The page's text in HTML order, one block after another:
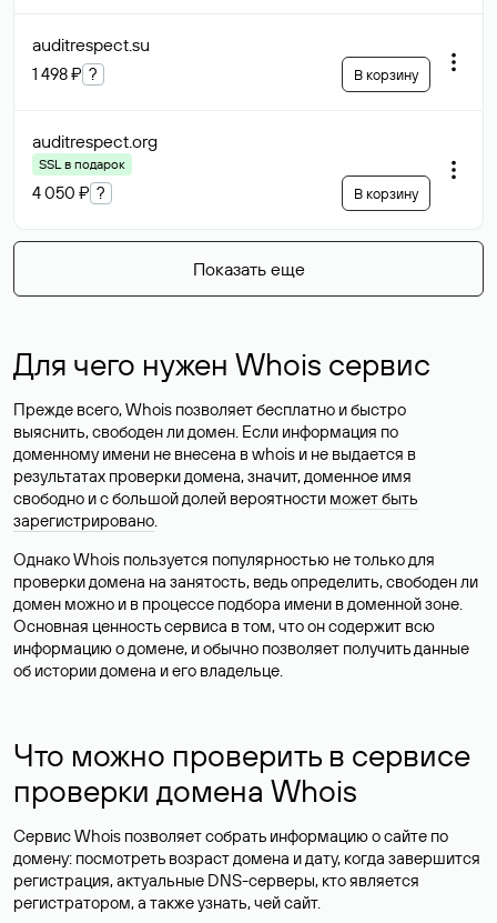
auditrespect.su
1 498 ₽ ? В корзину
auditrespect.org
SSL в подарок
4 050 ₽ ? В корзину
Показать еще
Для чего нужен Whois сервис
Прежде всего, Whois позволяет бесплатно и быстро
выяснить, свободен ли домен. Если информация по
доменному имени не внесена в whois и не выдается в
результатах проверки домена, значит, доменное имя
свободно и с большой долей вероятности может быть
зарегистрировано.
Однако Whois пользуется популярностью не только для
проверки домена на занятость, ведь определить, свободен ли
домен можно и в процессе подбора имени в доменной зоне.
Основная ценность сервиса в том, что он содержит всю
информацию о домене, и обычно позволяет получить данные
об истории домена и его владельце.
Что можно проверить в сервисе
проверки домена Whois
Сервис Whois позволяет собрать информацию о сайте по
домену: посмотреть возраст домена и дату, когда завершится
регистрация, актуальные DNS-серверы, кто является
регистратором, а также узнать, чей сайт.